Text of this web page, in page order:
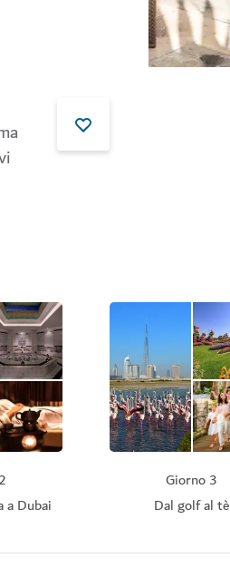
a Dubai
Giorno 3
Dal golf al tè